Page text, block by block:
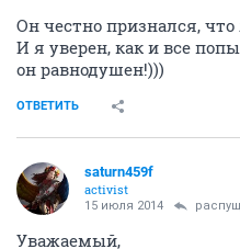
Он честно признался,
И я уверен, как и все
он равнодушен!)))
ОТВЕТИТЬ
saturn459f
activist
15 июля 2014
Уважаемый,